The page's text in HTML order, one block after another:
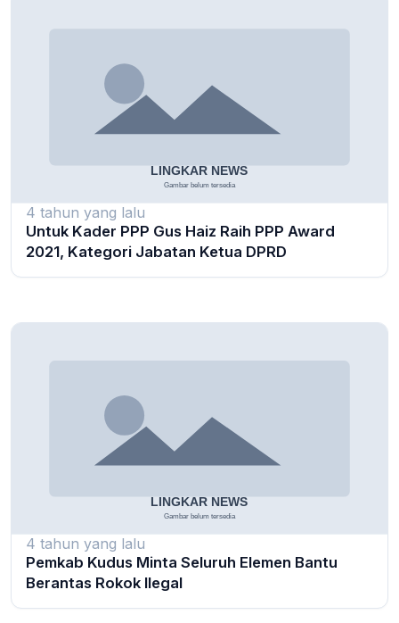
4 tahun yang lalu
Untuk Kader PPP Gus Haiz Raih PPP Award
2021, Kategori Jabatan Ketua DPRD
4 tahun yang lalu
Pemkab Kudus Minta Seluruh Elemen Bantu
Berantas Rokok Ilegal